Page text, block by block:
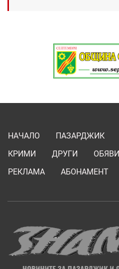
НАЧАЛО ПАЗАРДЖИК
КРИМИ
ДРУГИ ОБЯВИ
РЕКЛАМА
АБОНАМЕНТ